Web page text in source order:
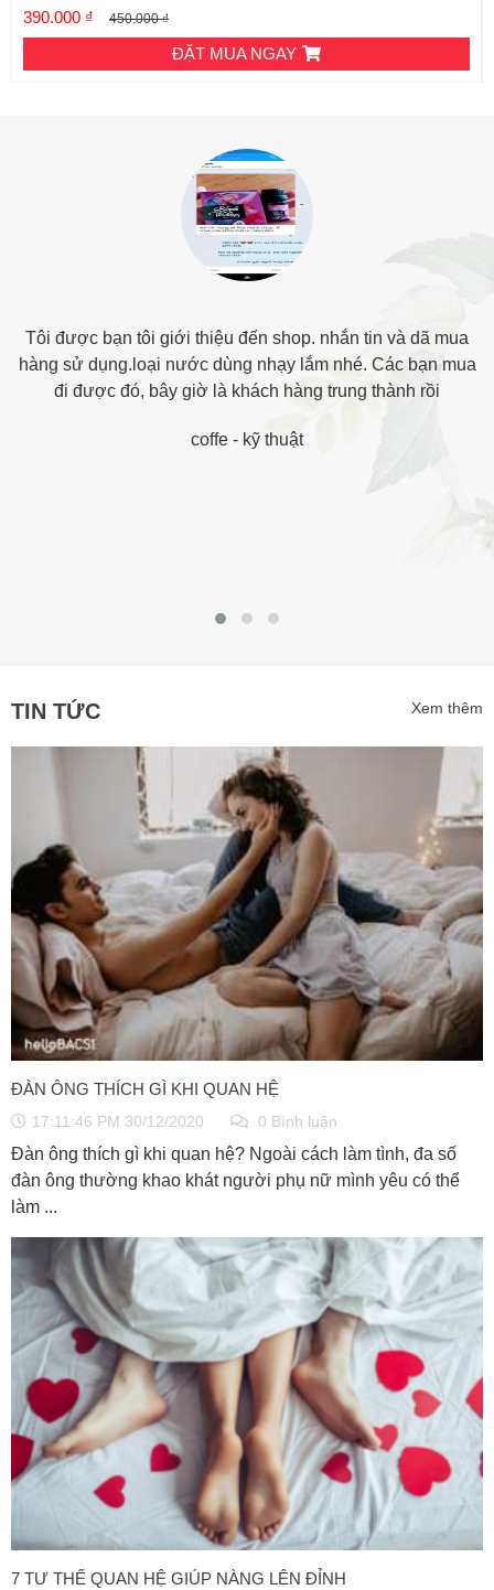
390.000 ₫ 450.000 ₫
ĐẶT MUA NGAY
Tôi được bạn tôi giới thiệu đến shop. nhắn tin và dã mua
hàng sử dụng.loại nước dùng nhạy lắm nhé. Các bạn mua
đi được đó, bây giờ là khách hàng trung thành rồi
coffe - kỹ thuật
TIN TỨC Xem thêm
ĐÀN ÔNG THÍCH GÌ KHI QUAN HỆ
17:11:46 PM 30/12/2020 0 Bình luận
Đàn ông thích gì khi quan hệ? Ngoài cách làm tình, đa số
đàn ông thường khao khát người phụ nữ mình yêu có thể
làm ...
7 TƯ THẾ QUAN HỆ GIÚP NÀNG LÊN ĐỈNH